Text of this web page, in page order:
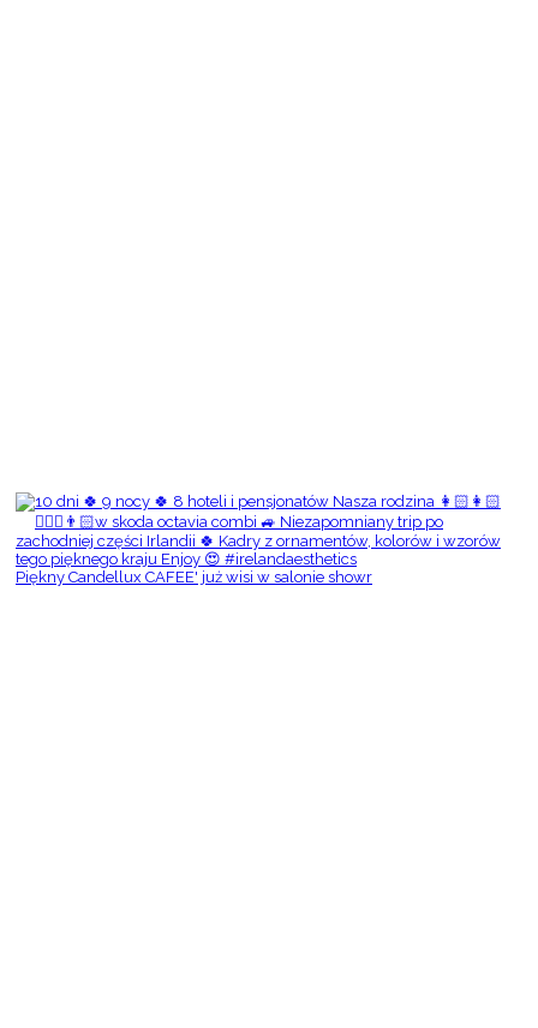
Piękny Candellux CAFEE' już wisi w salonie showr